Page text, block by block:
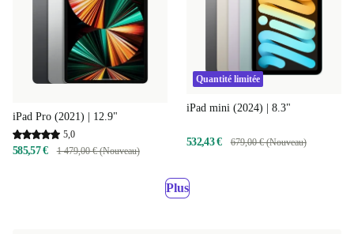
iPad Pro (2021) | 12.9"
5,0
585,57 € 1 479,00 € (Nouveau)
Quantité limitée
iPad mini (2024) | 8.3"
532,43 € 679,00 € (Nouveau)
Plus